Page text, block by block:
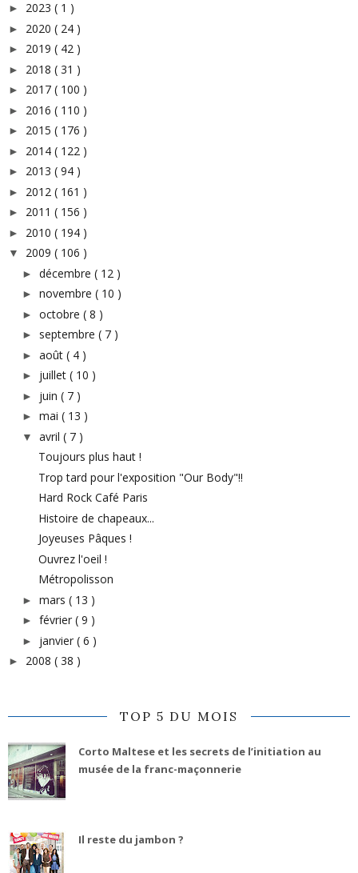
► 2023 ( 1 )
► 2020 ( 24 )
► 2019 ( 42 )
► 2018 ( 31 )
► 2017 ( 100 )
► 2016 ( 110 )
► 2015 ( 176 )
► 2014 ( 122 )
► 2013 ( 94 )
► 2012 ( 161 )
► 2011 ( 156 )
► 2010 ( 194 )
▼ 2009 ( 106 )
► décembre ( 12 )
► novembre ( 10 )
► octobre ( 8 )
► septembre ( 7 )
► août ( 4 )
► juillet ( 10 )
► juin ( 7 )
► mai ( 13 )
▼ avril ( 7 )
Toujours plus haut !
Trop tard pour l'exposition "Our Body"!!
Hard Rock Café Paris
Histoire de chapeaux...
Joyeuses Pâques !
Ouvrez l'oeil !
Métropolisson
► mars ( 13 )
► février ( 9 )
► janvier ( 6 )
► 2008 ( 38 )
TOP 5 DU MOIS
Corto Maltese et les secrets de l’initiation au
musée de la franc-maçonnerie
Il reste du jambon ?